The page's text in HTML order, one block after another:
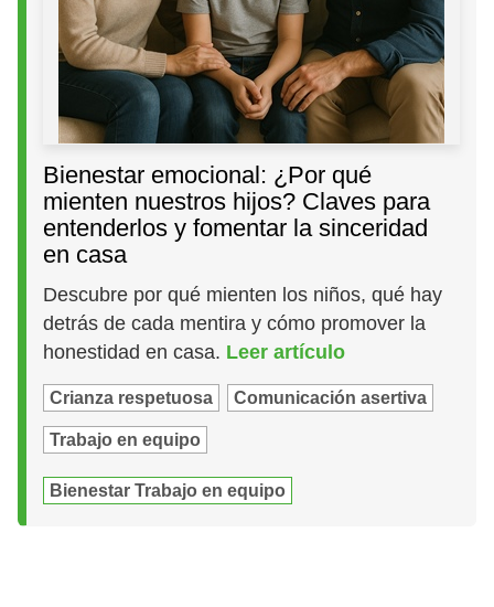
Bienestar emocional: ¿Por qué
mienten nuestros hijos? Claves para
entenderlos y fomentar la sinceridad
en casa
Descubre por qué mienten los niños, qué hay
detrás de cada mentira y cómo promover la
honestidad en casa. Leer artículo
Crianza respetuosa Comunicación asertiva
Trabajo en equipo
Bienestar Trabajo en equipo